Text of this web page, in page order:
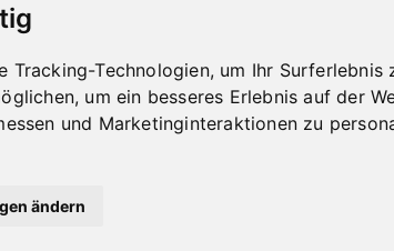
Tracking-Technologien, um Ihr
, um ein besseres Erlebnis auf der
und Marketinginteraktionen zu
ändern
1.692,00 €
Auf Lager
Lieferbar in 2-3 Werktagen